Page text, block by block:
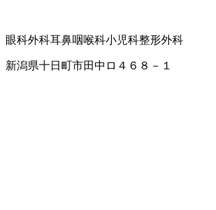
眼科外科耳鼻咽喉科小児科整形外科
新潟県十日町市田中ロ４６８－１